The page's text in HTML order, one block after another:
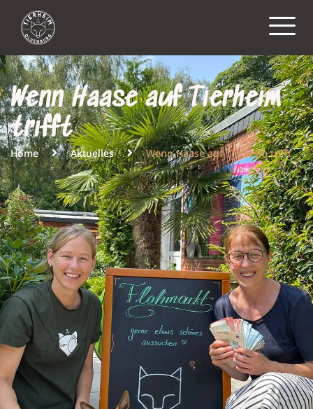
Wenn Haase auf Tierheim
trifft
Home Aktuelles Wenn Haase auf Tierheim trifft